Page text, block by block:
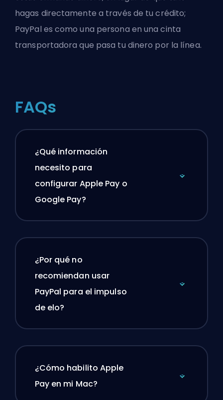
hagas directamente a través de tu crédito;
PayPal es como una persona en una cinta
transportadora que pasa tu dinero por la línea.
FAQs
¿Qué información
necesito para
configurar Apple Pay o
Google Pay?
¿Por qué no
recomiendan usar
PayPal para el impulso
de elo?
¿Cómo habilito Apple
Pay en mi Mac?